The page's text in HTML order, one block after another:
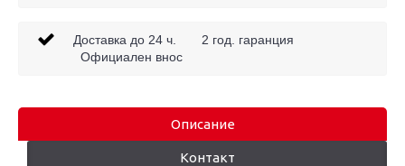
Доставка до 24 ч. 2 год. гаранция
Официален внос
Описание
Контакт